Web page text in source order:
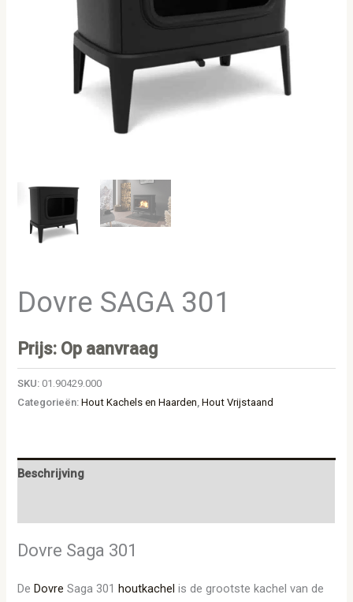
Dovre SAGA 301
Prijs: Op aanvraag
SKU:01.90429.000
Categorieën:Hout Kachels en Haarden ,Hout Vrijstaand
Beschrijving
Dovre Saga 301
DeDovre Saga 301houtkachel is de grootste kachel van de